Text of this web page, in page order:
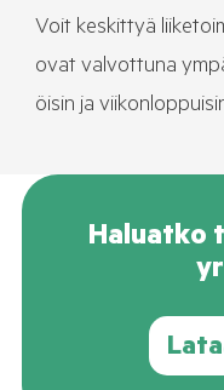
Voit keskittyä
ovat valvottuna
öisin ja
Haluatko